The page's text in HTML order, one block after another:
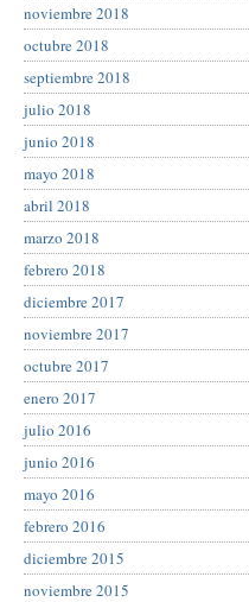
noviembre 2018
octubre 2018
septiembre 2018
julio 2018
junio 2018
mayo 2018
abril 2018
marzo 2018
febrero 2018
diciembre 2017
noviembre 2017
octubre 2017
enero 2017
julio 2016
junio 2016
mayo 2016
febrero 2016
diciembre 2015
noviembre 2015